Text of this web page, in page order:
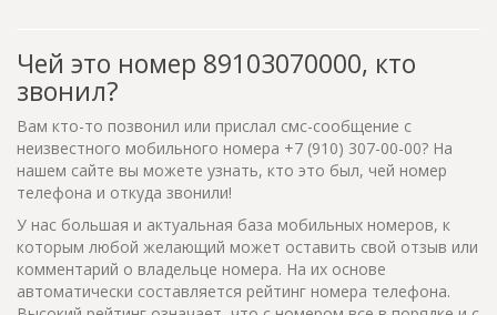
Чей это номер 89103070000, кто
звонил?
Вам кто-то позвонил или прислал смс-сообщение с
неизвестного мобильного номера +7 (910) 307-00-00? На
нашем сайте вы можете узнать, кто это был, чей номер
телефона и откуда звонили!
У нас большая и актуальная база мобильных номеров, к
которым любой желающий может оставить свой отзыв или
комментарий о владельце номера. На их основе
автоматически составляется рейтинг номера телефона.